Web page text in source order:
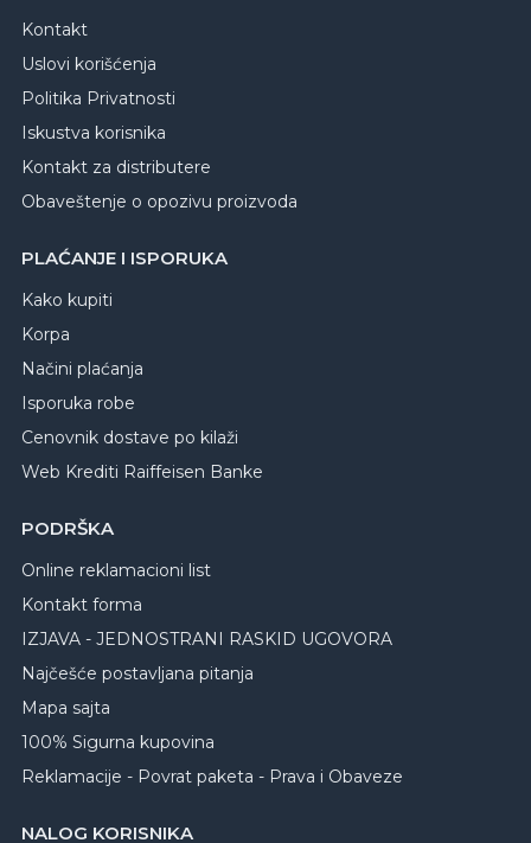
Kontakt
Uslovi korišćenja
Politika Privatnosti
Iskustva korisnika
Kontakt za distributere
Obaveštenje o opozivu proizvoda
PLAĆANJE I ISPORUKA
Kako kupiti
Korpa
Načini plaćanja
Isporuka robe
Cenovnik dostave po kilaži
Web Krediti Raiffeisen Banke
PODRŠKA
Online reklamacioni list
Kontakt forma
IZJAVA - JEDNOSTRANI RASKID UGOVORA
Najčešće postavljana pitanja
Mapa sajta
100% Sigurna kupovina
Reklamacije - Povrat paketa - Prava i Obaveze
NALOG KORISNIKA